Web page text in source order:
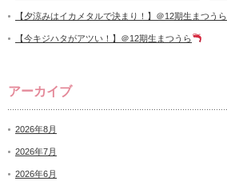
【夕涼みはイカメタルで決まり！】＠12期生まつうら
【今キジハタがアツい！】＠12期生まつうら
アーカイブ
2026年8月
2026年7月
2026年6月